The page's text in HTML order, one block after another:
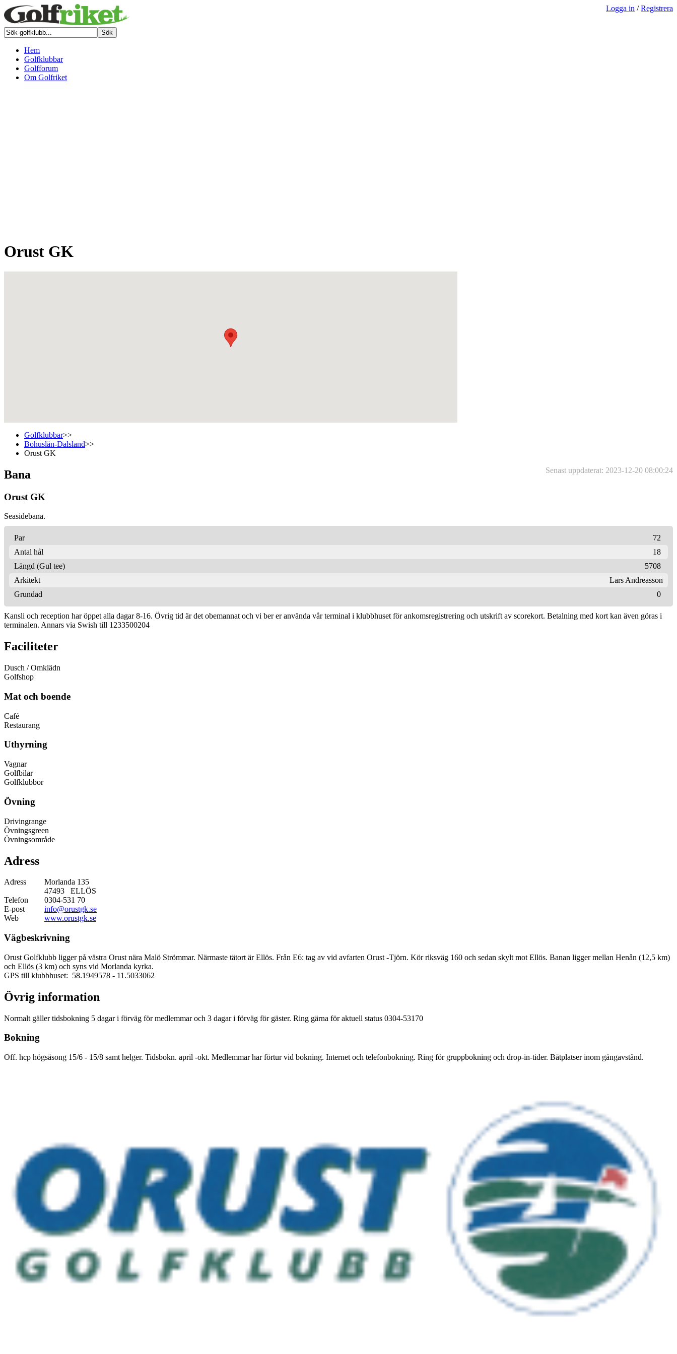
Logga in /Registrera
Hem
Golfklubbar
Golfforum
Om Golfriket
Orust GK
Golfklubbar>>
Bohuslän-Dalsland>>
Orust GK
Senast uppdaterat: 2023-12-20 08:00:24
Bana
Orust GK
Seasidebana.
Par
72
Antal hål
18
Längd (Gul tee)
5708
Arkitekt
Lars Andreasson
Grundad
0
Kansli och reception har öppet alla dagar 8-16. Övrig tid är det obemannat och vi ber er använda vår terminal i klubbhuset för ankomsregistrering och utskrift av scorekort. Betalning med kort kan även göras i
terminalen. Annars via Swish till 1233500204
Faciliteter
Dusch / Omklädn
Golfshop
Mat och boende
Café
Restaurang
Uthyrning
Vagnar
Golfbilar
Golfklubbor
Övning
Drivingrange
Övningsgreen
Övningsområde
Adress
Adress
Morlanda 135
47493 ELLÖS
Telefon
0304-531 70
E-post
info@orustgk.se
Web
www.orustgk.se
Vägbeskrivning
Orust Golfklubb ligger på västra Orust nära Malö Strömmar. Närmaste tätort är Ellös. Från E6: tag av vid avfarten Orust -Tjörn. Kör riksväg 160 och sedan skylt mot Ellös. Banan ligger mellan Henån (12,5 km)
och Ellös (3 km) och syns vid Morlanda kyrka.
GPS till klubbhuset: 58.1949578 - 11.5033062
Övrig information
Normalt gäller tidsbokning 5 dagar i förväg för medlemmar och 3 dagar i förväg för gäster. Ring gärna för aktuell status 0304-53170
Bokning
Off. hcp högsäsong 15/6 - 15/8 samt helger. Tidsbokn. april -okt. Medlemmar har förtur vid bokning. Internet och telefonbokning. Ring för gruppbokning och drop-in-tider. Båtplatser inom gångavstånd.